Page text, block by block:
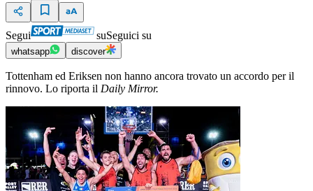
Segui suSeguici su
whatsapp discover
Tottenham ed Eriksen non hanno ancora trovato un accordo per il
rinnovo. Lo riporta il Daily Mirror.